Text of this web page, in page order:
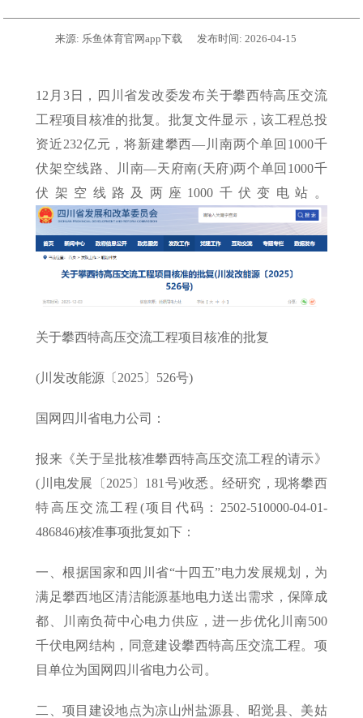
来源: 乐鱼体育官网app下载 发布时间: 2026-04-15
12月3日，四川省发改委发布关于攀西特高压交流
工程项目核准的批复。批复文件显示，该工程总投
资近232亿元，将新建攀西—川南两个单回1000千
伏架空线路、川南—天府南(天府)两个单回1000千
伏架空线路及两座1000千伏变电站。
关于攀西特高压交流工程项目核准的批复
(川发改能源〔2025〕526号)
国网四川省电力公司：
报来《关于呈批核准攀西特高压交流工程的请示》
(川电发展〔2025〕181号)收悉。经研究，现将攀西
特高压交流工程(项目代码：2502-510000-04-01-
486846)核准事项批复如下：
一、根据国家和四川省“十四五”电力发展规划，为
满足攀西地区清洁能源基地电力送出需求，保障成
都、川南负荷中心电力供应，进一步优化川南500
千伏电网结构，同意建设攀西特高压交流工程。项
目单位为国网四川省电力公司。
二、项目建设地点为凉山州盐源县、昭觉县、美姑